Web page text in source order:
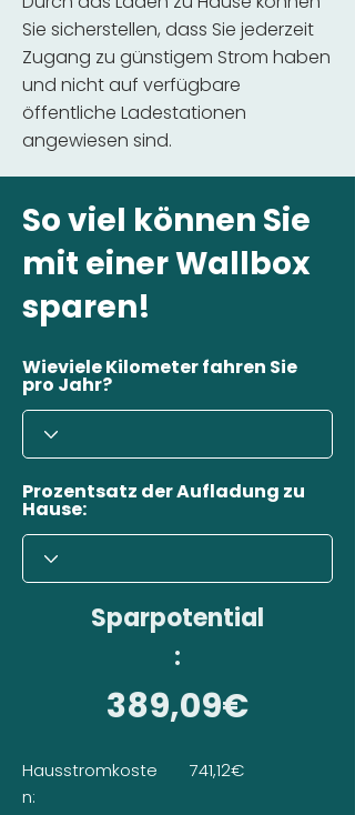
Sie sicherstellen, dass Sie jederzeit
Zugang zu günstigem Strom haben
und nicht auf verfügbare
öffentliche Ladestationen
angewiesen sind.
So viel können Sie
mit einer Wallbox
sparen!
Wieviele Kilometer fahren Sie
pro Jahr?
Prozentsatz der Aufladung zu
Hause:
Sparpotential
:
389,09€
Hausstromkoste
n:
741,12€